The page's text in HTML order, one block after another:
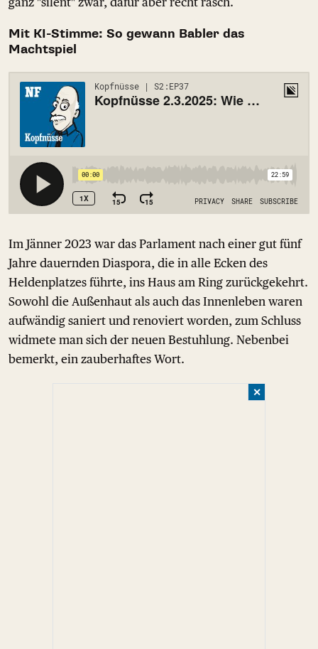
Mit KI-Stimme: So gewann Babler das
Machtspiel
Im Jänner 2023 war das Parlament nach einer gut fünf
Jahre dauernden Diaspora, die in alle Ecken des
Heldenplatzes führte, ins Haus am Ring zurückgekehrt.
Sowohl die Außenhaut als auch das Innenleben waren
aufwändig saniert und renoviert worden, zum Schluss
widmete man sich der neuen Bestuhlung. Nebenbei
bemerkt, ein zauberhaftes Wort.
✕